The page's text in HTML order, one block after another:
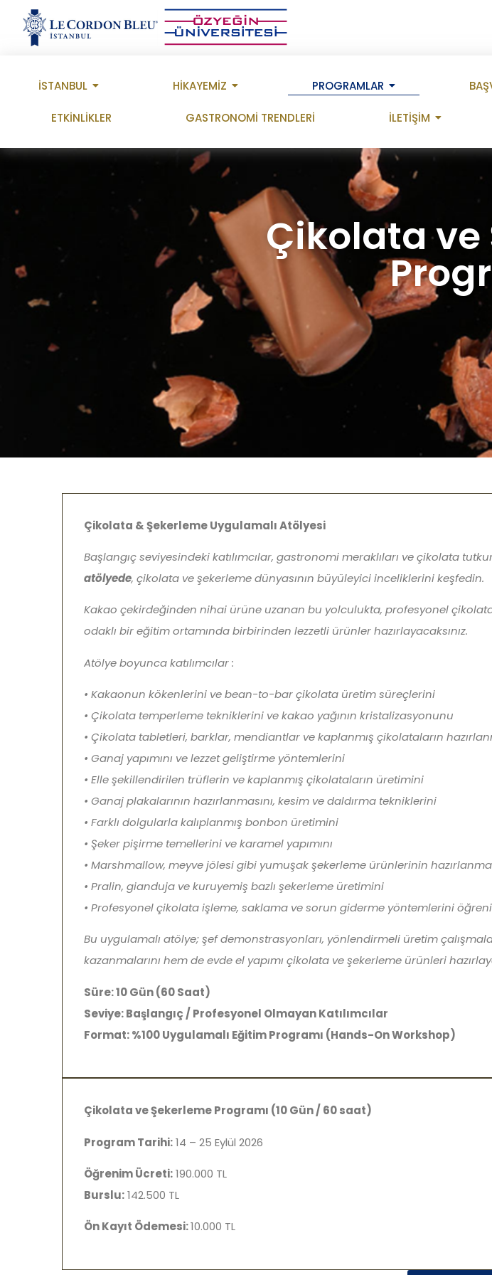
İSTANBUL HİKAYEMİZ PROGRAMLAR
ETKİNLİKLER GASTRONOMİ TRENDLERİ İLETİŞİM
Çikolata ve
Çikolata & Şekerleme Uygulamalı Atölyesi
Başlangıç seviyesindeki katılımcılar, gastronomi meraklıları ve çikolata
atölyede, çikolata ve şekerleme dünyasının büyüleyici inceliklerini keşfedin.
Kakao çekirdeğinden nihai ürüne uzanan bu yolculukta, profesyonel
odaklı bir eğitim ortamında birbirinden lezzetli ürünler hazırlayacaksınız.
Atölye boyunca katılımcılar :
• Kakaonun kökenlerini ve bean-to-bar çikolata üretim süreçlerini
• Çikolata temperleme tekniklerini ve kakao yağının kristalizasyonunu
• Çikolata tabletleri, barklar, mendiantlar ve kaplanmış çikolataların
• Ganaj yapımını ve lezzet geliştirme yöntemlerini
• Elle şekillendirilen trüflerin ve kaplanmış çikolataların üretimini
• Ganaj plakalarının hazırlanmasını, kesim ve daldırma tekniklerini
• Farklı dolgularla kalıplanmış bonbon üretimini
• Şeker pişirme temellerini ve karamel yapımını
• Marshmallow, meyve jölesi gibi yumuşak şekerleme ürünlerinin
• Pralin, gianduja ve kuruyemiş bazlı şekerleme üretimini
• Profesyonel çikolata işleme, saklama ve sorun giderme yöntemlerini
Bu uygulamalı atölye; şef demonstrasyonları, yönlendirmeli üretim
kazanmalarını hem de evde el yapımı çikolata ve şekerleme ürünleri
Süre: 10 Gün (60 Saat)
Seviye: Başlangıç / Profesyonel Olmayan Katılımcılar
Format: %100 Uygulamalı Eğitim Programı (Hands-On Workshop)
Çikolata ve Şekerleme Programı (10 Gün / 60 saat)
Program Tarihi:14 – 25 Eylül 2026
Öğrenim Ücreti:190.000 TL
Burslu:142.500 TL
Ön Kayıt Ödemesi:10.000 TL